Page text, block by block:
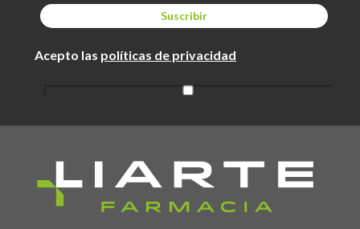
Acepto las políticas de privacidad